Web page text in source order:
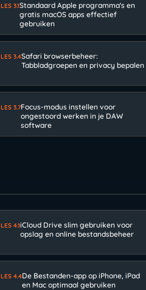
LES 3.1Standaard Apple programma's en
gratis macOS apps effectief
gebruiken
LES 3.4Safari browserbeheer:
Tabbladgroepen en privacy bepalen
LES 3.7Focus-modus instellen voor
ongestoord werken in je DAW
software
LES 4.1iCloud Drive slim gebruiken voor
opslag en online bestandsbeheer
LES 4.4De Bestanden-app op iPhone, iPad
en Mac optimaal gebruiken